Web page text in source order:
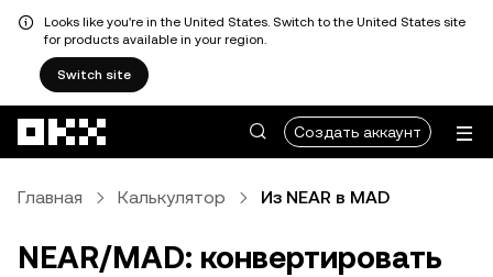
Looks like you're in the United States. Switch to the United States site
for products available in your region.
Switch site
Создать аккаунт
Главная Калькулятор Из NEAR в MAD
NEAR/MAD: конвертировать